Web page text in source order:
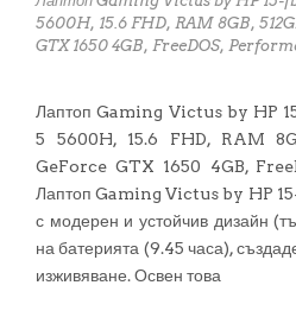
5600H, 15.6 FHD, RAM 8GB,
GTX 1650 4GB, FreeDOS,
Лаптоп Gaming Victus by HP
5 5600H, 15.6 FHD, RAM
GeForce GTX 1650 4GB,
Лаптоп Gaming Victus by HP
с модерен и устойчив дизайн
на батерията (9.45 часа),
изживяване. Освен това